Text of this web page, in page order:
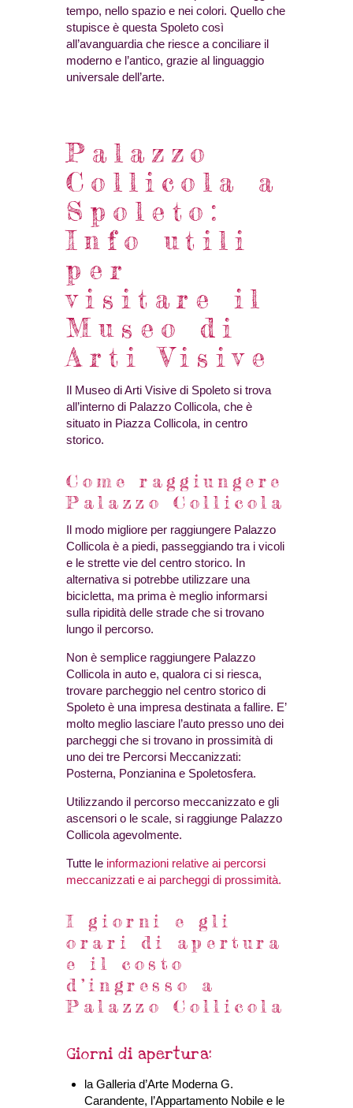
tempo, nello spazio e nei colori. Quello che
stupisce è questa Spoleto così
all’avanguardia che riesce a conciliare il
moderno e l’antico, grazie al linguaggio
universale dell’arte.
Palazzo
Collicola a
Spoleto:
Info utili
per
visitare il
Museo di
Arti Visive
Il Museo di Arti Visive di Spoleto si trova
all’interno di Palazzo Collicola, che è
situato in Piazza Collicola, in centro
storico.
Come raggiungere
Palazzo Collicola
Il modo migliore per raggiungere Palazzo
Collicola è a piedi, passeggiando tra i vicoli
e le strette vie del centro storico. In
alternativa si potrebbe utilizzare una
bicicletta, ma prima è meglio informarsi
sulla ripidità delle strade che si trovano
lungo il percorso.
Non è semplice raggiungere Palazzo
Collicola in auto e, qualora ci si riesca,
trovare parcheggio nel centro storico di
Spoleto è una impresa destinata a fallire. E’
molto meglio lasciare l’auto presso uno dei
parcheggi che si trovano in prossimità di
uno dei tre Percorsi Meccanizzati:
Posterna, Ponzianina e Spoletosfera.
Utilizzando il percorso meccanizzato e gli
ascensori o le scale, si raggiunge Palazzo
Collicola agevolmente.
Tutte le informazioni relative ai percorsi
meccanizzati e ai parcheggi di prossimità.
I giorni e gli
orari di apertura
e il costo
d’ingresso a
Palazzo Collicola
Giorni di apertura:
la Galleria d’Arte Moderna G.
Carandente, l’Appartamento Nobile e le